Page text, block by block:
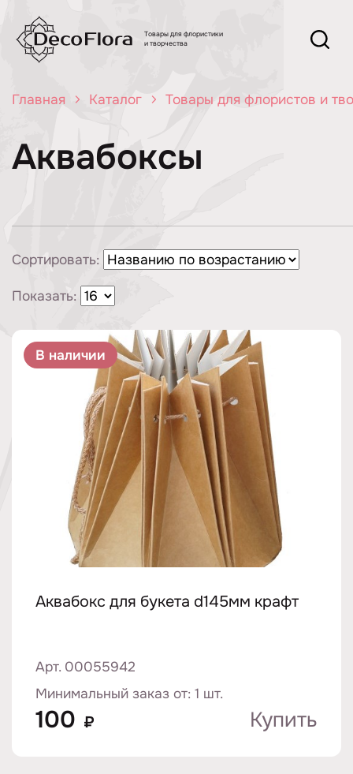
Товары для флористики
и творчества
Главная Каталог Товары для флористов и
Аквабоксы
Сортировать:
Показать:
В наличии
Аквабокс для букета d145мм крафт
Арт. 00055942
Минимальный заказ от: 1 шт.
100 ₽ Купить